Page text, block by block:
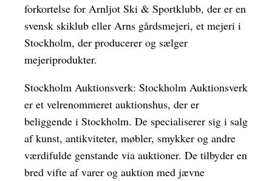
forkortelse for Arnljot Ski & Sportklubb, der er en
svensk skiklub eller Arns gårdsmejeri, et mejeri i
Stockholm, der producerer og sælger
mejeriprodukter.
Stockholm Auktionsverk: Stockholm Auktionsverk
er et velrenommeret auktionshus, der er
beliggende i Stockholm. De specialiserer sig i salg
af kunst, antikviteter, møbler, smykker og andre
værdifulde genstande via auktioner. De tilbyder en
bred vifte af varer og auktion med jævne